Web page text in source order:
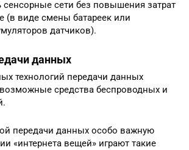
сенсорные сети без повышения затрат
(в виде смены батареек или
датчиков).
данных
технологий передачи данных
средства беспроводных и
передачи данных особо важную
«интернета вещей» играют такие